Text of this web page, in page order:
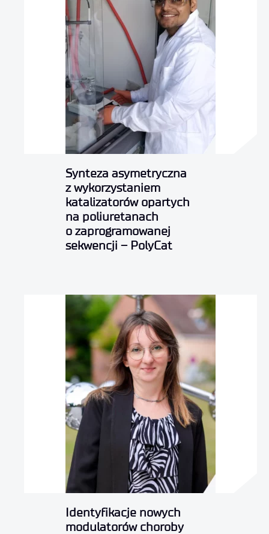
Synteza asymetryczna
z wykorzystaniem
katalizatorów opartych
na poliuretanach
o zaprogramowanej
sekwencji – PolyCat
Identyfikacje nowych
modulatorów choroby